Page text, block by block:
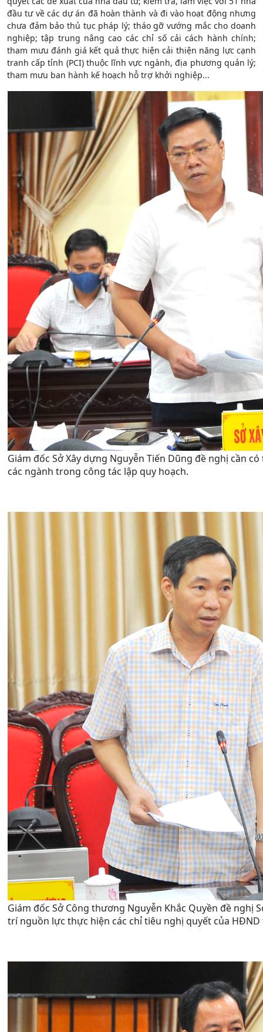
đầu tư về các dự án đã hoàn thành và đi vào hoạt động nhưng
chưa đảm bảo thủ tục pháp lý; tháo gỡ vướng mắc cho doanh
nghiệp; tập trung nâng cao các chỉ số cải cách hành chính;
tham mưu đánh giá kết quả thực hiện cải thiện năng lực cạnh
tranh cấp tỉnh (PCI) thuộc lĩnh vực ngành, địa phương quản lý;
tham mưu ban hành kế hoạch hỗ trợ khởi nghiệp...
Giám đốc Sở Xây dựng Nguyễn Tiến Dũng đề nghị cần
các ngành trong công tác lập quy hoạch.
Giám đốc Sở Công thương Nguyễn Khắc Quyền đề nghị
trí nguồn lực thực hiện các chỉ tiêu nghị quyết của HĐND